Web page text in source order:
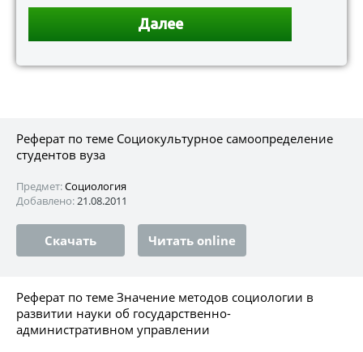
Реферат по теме Социокультурное самоопределение
студентов вуза
Предмет:Социология
Добавлено:21.08.2011
Скачать Читать online
Реферат по теме Значение методов социологии в
развитии науки об государственно-
административном управлении